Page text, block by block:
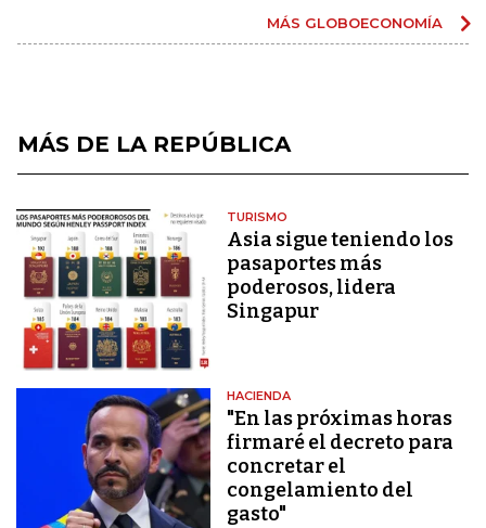
MÁS GLOBOECONOMÍA
MÁS DE LA REPÚBLICA
TURISMO
Asia sigue teniendo los
pasaportes más
poderosos, lidera
Singapur
HACIENDA
"En las próximas horas
firmaré el decreto para
concretar el
congelamiento del
gasto"